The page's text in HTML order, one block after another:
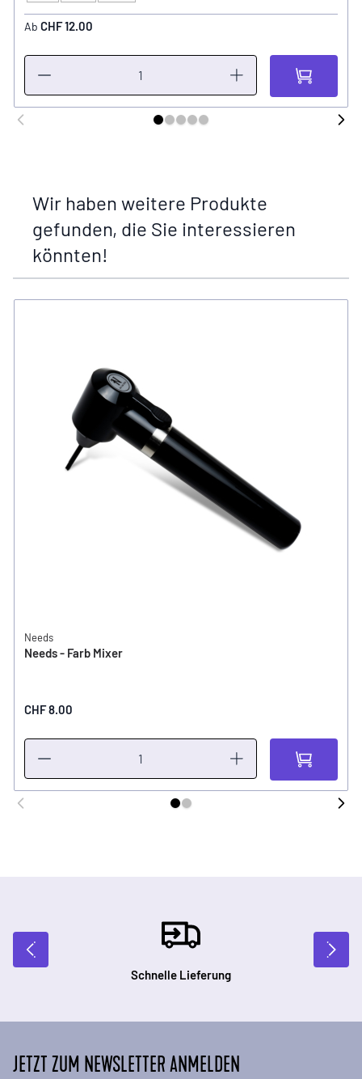
Ab CHF 12.00
Wir haben weitere Produkte
gefunden, die Sie interessieren
könnten!
Needs
Needs - Farb Mixer
CHF 8.00
Schnelle Lieferung
JETZT ZUM NEWSLETTER ANMELDEN